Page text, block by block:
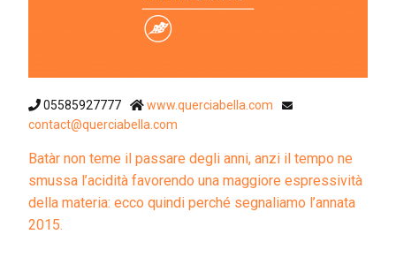
05585927777
www.querciabella.com
contact@querciabella.com
Batàr non teme il passare degli anni, anzi il tempo ne
smussa l’acidità favorendo una maggiore espressività
della materia: ecco quindi perché segnaliamo l’annata
2015.